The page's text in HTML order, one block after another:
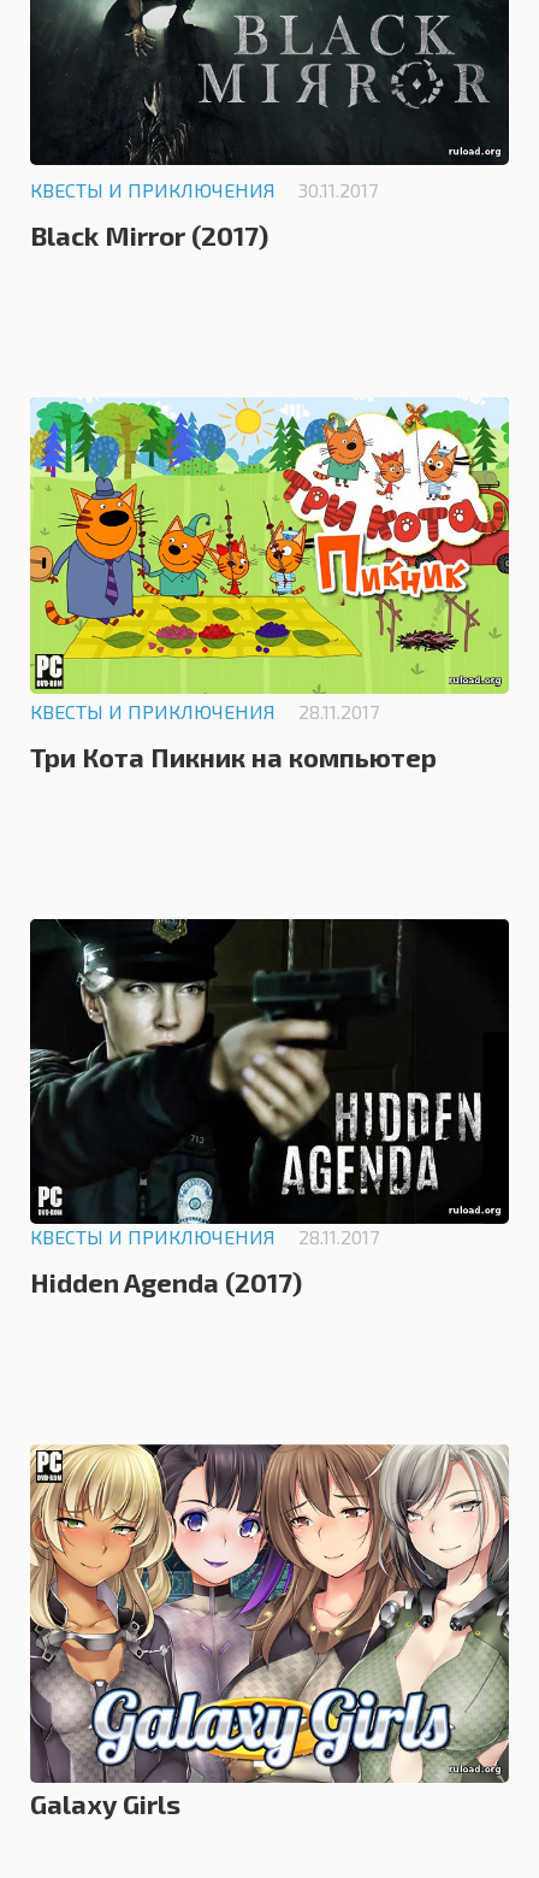
КВЕСТЫ И ПРИКЛЮЧЕНИЯ 30.11.2017
Black Mirror (2017)
0.0
КВЕСТЫ И ПРИКЛЮЧЕНИЯ 28.11.2017
Три Кота Пикник на компьютер
КВЕСТЫ И ПРИКЛЮЧЕНИЯ 28.11.2017
Hidden Agenda (2017)
0.0
КВЕСТЫ И ПРИКЛЮЧЕНИЯ 10.11.2017
Galaxy Girls